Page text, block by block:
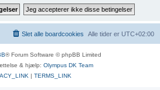
Alle tider er UTC+02:00
Slet alle boardcookies
® Forum Software © phpBB Limited
& hjælp: Olympus DK Team
| TERMS_LINK